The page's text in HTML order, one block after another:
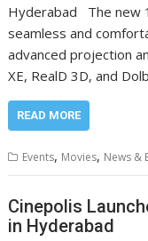
Hyderabad The new
seamless and
advanced projection
XE, RealD 3D, and
READ MORE
Events, Movies, News &
Cinepolis
in Hyderabad